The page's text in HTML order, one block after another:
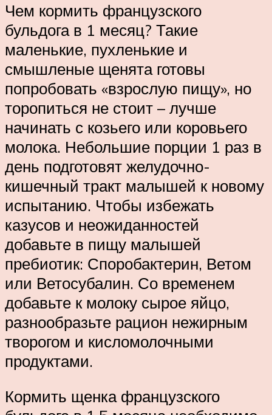
Чем кормить французского
бульдога в 1 месяц? Такие
маленькие, пухленькие и
смышленые щенята готовы
попробовать «взрослую пищу», но
торопиться не стоит – лучше
начинать с козьего или коровьего
молока. Небольшие порции 1 раз в
день подготовят желудочно-
кишечный тракт малышей к новому
испытанию. Чтобы избежать
казусов и неожиданностей
добавьте в пищу малышей
пребиотик: Споробактерин, Ветом
или Ветосубалин. Со временем
добавьте к молоку сырое яйцо,
разнообразьте рацион нежирным
творогом и кисломолочными
продуктами.
Кормить щенка французского